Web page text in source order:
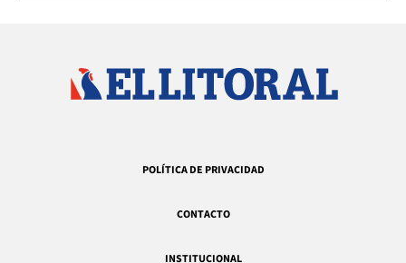
POLÍTICA DE PRIVACIDAD
CONTACTO
INSTITUCIONAL